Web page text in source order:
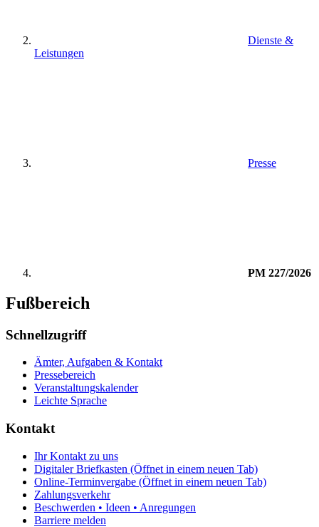
Dienste &
Leistungen
Presse
PM 227/2026
Fußbereich
Schnellzugriff
Ämter, Aufgaben & Kontakt
Pressebereich
Veranstaltungskalender
Leichte Sprache
Kontakt
Ihr Kontakt zu uns
Digitaler Briefkasten (Öffnet in einem neuen Tab)
Online-Terminvergabe (Öffnet in einem neuen Tab)
Zahlungsverkehr
Beschwerden • Ideen • Anregungen
Barriere melden